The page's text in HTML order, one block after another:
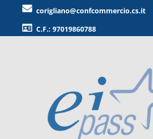
corigliano@confcommercio.cs.it
C.F.: 97019860788